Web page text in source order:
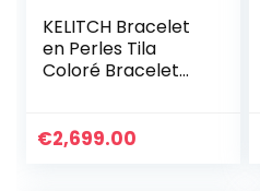
KELITCH Bracelet
en Perles Tila
Coloré Bracelet
Cristal Bijoux
€2,699.00